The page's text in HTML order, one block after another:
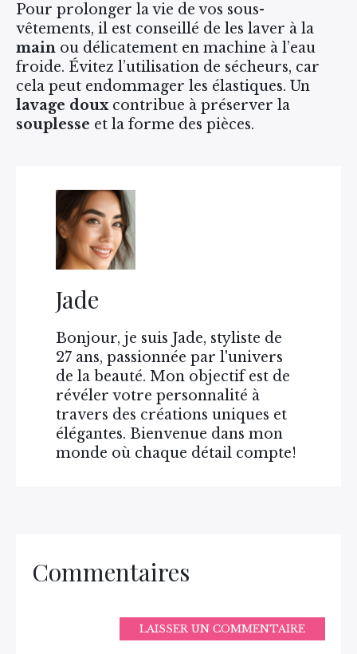
Pour prolonger la vie de vos sous-
vêtements, il est conseillé de les laver à la
main ou délicatement en machine à l’eau
froide. Évitez l’utilisation de sécheurs, car
cela peut endommager les élastiques. Un
lavage douxcontribue à préserver la
souplesse et la forme des pièces.
Jade
Bonjour, je suis Jade, styliste de
27 ans, passionnée par l'univers
de la beauté. Mon objectif est de
révéler votre personnalité à
travers des créations uniques et
élégantes. Bienvenue dans mon
monde où chaque détail compte!
Commentaires
LAISSER UN COMMENTAIRE